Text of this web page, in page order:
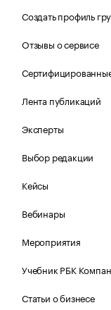
Создать профиль
Отзывы о сервисе
Лента публикаций
Эксперты
Выбор редакции
Кейсы
Вебинары
Мероприятия
Учебник РБК
Статьи о бизнесе